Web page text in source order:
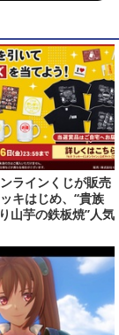
ンラインくじが販売
キはじめ、“貴族
山芋の鉄板焼”人気
などラインナッ